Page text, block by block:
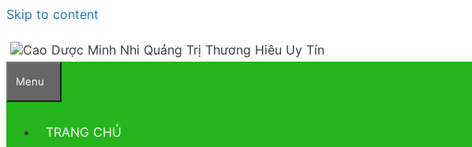
Skip to content
Menu
TRANG CHỦ